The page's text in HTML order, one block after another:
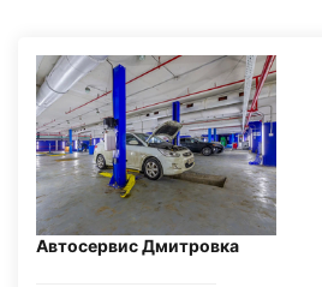
Автосервис Дмитровка